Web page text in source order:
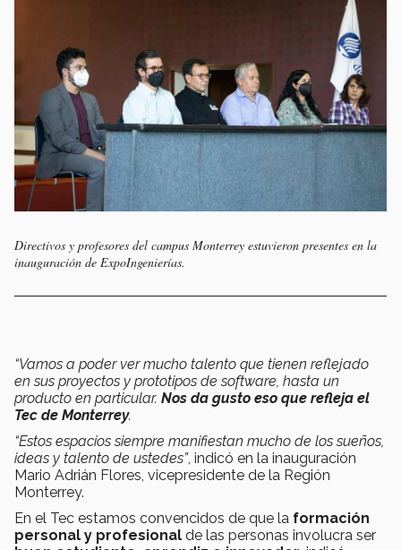
Directivos y profesores del campus Monterrey estuvieron presentes en la
inauguración de ExpoIngenierías.
“Vamos a poder ver mucho talento que tienen reflejado
en sus proyectos y prototipos de software, hasta un
producto en particular. Nos da gusto eso que refleja el
Tec de Monterrey.
“Estos espacios siempre manifiestan mucho de los sueños,
ideas y talento de ustedes”, indicó en la inauguración
Mario Adrián Flores, vicepresidente de la Región
Monterrey.
En el Tec estamos convencidos de que la formación
personal y profesional de las personas involucra ser